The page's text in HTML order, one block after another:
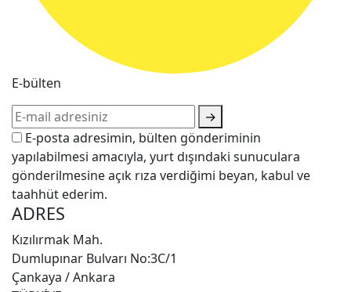
E-bülten
→
E-posta adresimin, bülten gönderiminin
yapılabilmesi amacıyla, yurt dışındaki sunuculara
gönderilmesine açık rıza verdiğimi beyan, kabul ve
taahhüt ederim.
ADRES
Kızılırmak Mah.
Dumlupınar Bulvarı No:3C/1
Çankaya / Ankara